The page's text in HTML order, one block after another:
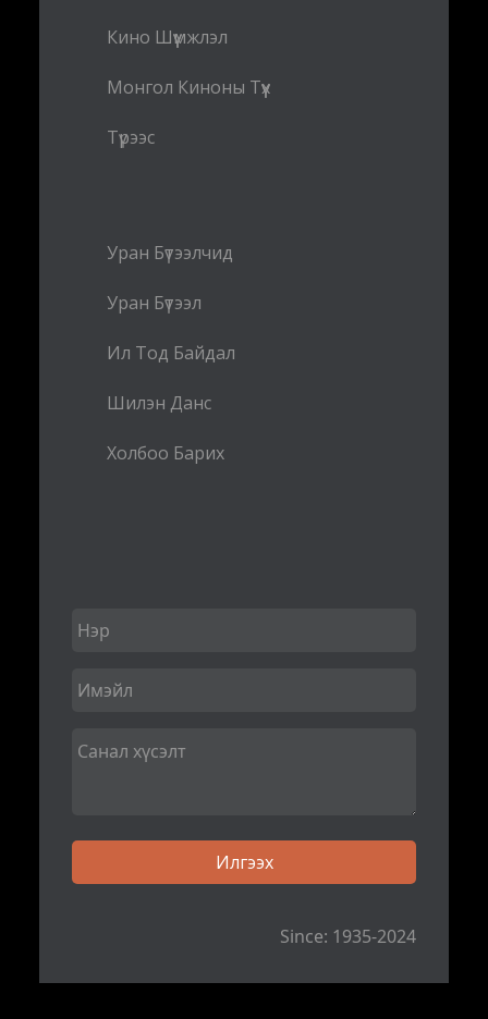
Кино Шүүмжлэл
Монгол Киноны Түүх
Түрээс
Уран Бүтээлчид
Уран Бүтээл
Ил Тод Байдал
Шилэн Данс
Холбоо Барих
Since: 1935-2024